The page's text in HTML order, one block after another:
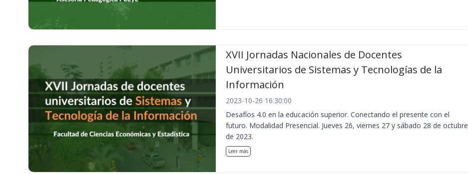
XVII Jornadas Nacionales de Docentes
Universitarios de Sistemas y Tecnologías de la
Información
2023-10-26 16:30:00
Desafíos 4.0 en la educación superior. Conectando el presente con el
futuro. Modalidad Presencial. Jueves 26, viernes 27 y sábado 28 de octubre
de 2023.
Leer más